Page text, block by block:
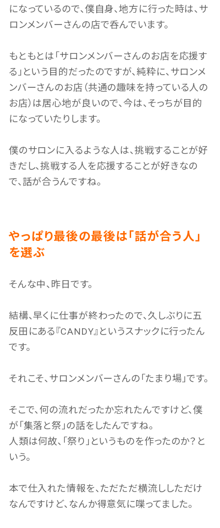
になっているので、僕自身、地方に行った時は、サ
ロンメンバーさんの店で呑んでいます。
もともとは「サロンメンバーさんのお店を応援す
る」という目的だったのですが、純粋に、サロンメ
ンバーさんのお店（共通の趣味を持っている人の
お店）は居心地が良いので、今は、そっちが目的
になっていたりします。
僕のサロンに入るような人は、挑戦することが好
きだし、挑戦する人を応援することが好きなの
で、話が合うんですね。
やっぱり最後の最後は「話が合う人」
を選ぶ
そんな中、昨日です。
結構、早くに仕事が終わったので、久しぶりに五
反田にある『CANDY』というスナックに行ったん
です。
それこそ、サロンメンバーさんの「たまり場」です。
そこで、何の流れだったか忘れたんですけど、僕
が「集落と祭」の話をしたんですね。
人類は何故、「祭り」というものを作ったのか？と
いう。
本で仕入れた情報を、ただただ横流ししただけ
なんですけど、なんか得意気に喋ってました。